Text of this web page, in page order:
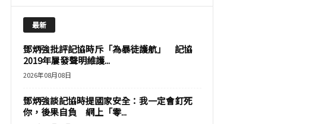
最新
鄧炳強批評記協時斥「為暴徒護航」 記協
2019年屢發聲明維護...
2026年08月08日
鄧炳強談記協時提國家安全：我一定會釘死
你，後果自負 網上「零...